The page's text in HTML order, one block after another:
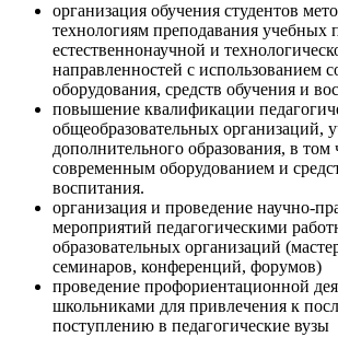
организация обучения студентов
технологиям преподавания учебных
естественнонаучной и
направленностей с использованием
оборудования, средств обучения и
повышение квалификации
общеобразовательных организаций,
дополнительного образования, в
современным оборудованием и
воспитания.
организация и проведение научно-
мероприятий педагогическими
образовательных организаций
семинаров, конференций, форумов)
проведение профориентационной
школьниками для привлечения к
поступлению в педагогические вузы